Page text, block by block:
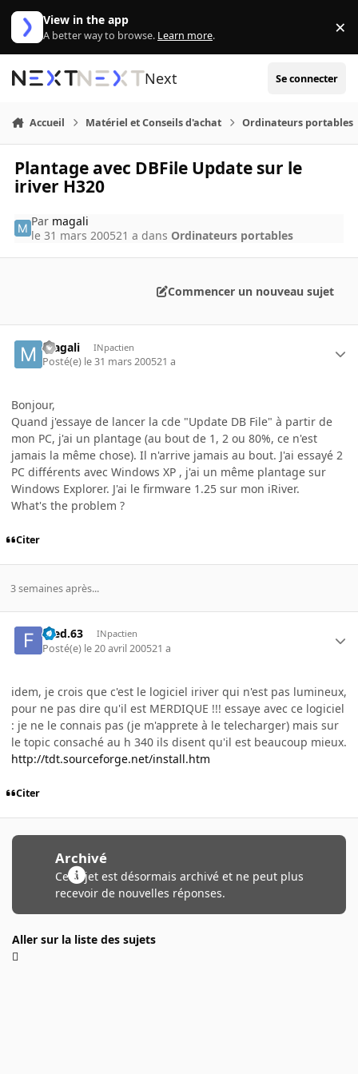
Aller au contenu
View in the app
A better way to browse. Learn more. ×
Next Se connecter
Accueil Matériel et Conseils d'achat Ordinateurs portables
Plantage avec DBFile Update sur le
iriver H320
Par magali
le 31 mars 200521 a dans Ordinateurs portables
Commencer un nouveau sujet
magali INpactien
Posté(e) le 31 mars 200521 a
Bonjour,
Quand j'essaye de lancer la cde "Update DB File" à partir de
mon PC, j'ai un plantage (au bout de 1, 2 ou 80%, ce n'est
jamais la même chose). Il n'arrive jamais au bout. J'ai essayé 2
PC différents avec Windows XP , j'ai un même plantage sur
Windows Explorer. J'ai le firmware 1.25 sur mon iRiver.
What's the problem ?
Citer
3 semaines après...
Fred.63 INpactien
Posté(e) le 20 avril 200521 a
idem, je crois que c'est le logiciel iriver qui n'est pas lumineux,
pour ne pas dire qu'il est MERDIQUE !!! essaye avec ce logiciel
: je ne le connais pas (je m'apprete à le telecharger) mais sur
le topic consaché au h 340 ils disent qu'il est beaucoup mieux.
http://tdt.sourceforge.net/install.htm
Citer
Archivé
Ce sujet est désormais archivé et ne peut plus
recevoir de nouvelles réponses.
Aller sur la liste des sujets